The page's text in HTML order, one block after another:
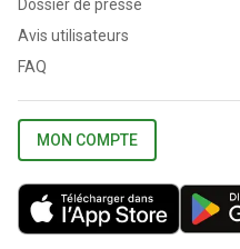
Dossier de presse
Avis utilisateurs
FAQ
MON COMPTE